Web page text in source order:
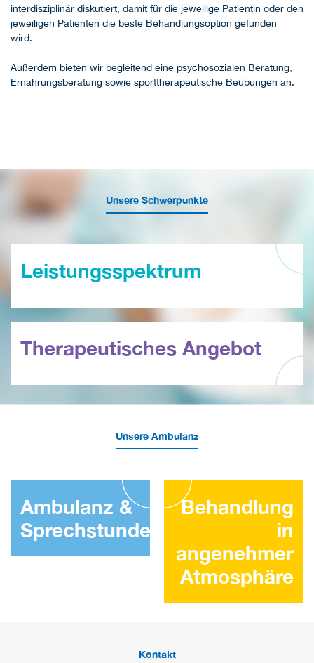
interdisziplinär diskutiert, damit für die jeweilige Patientin oder den
jeweiligen Patienten die beste Behandlungsoption gefunden
wird.
Außerdem bieten wir begleitend eine psychosozialen Beratung,
Ernährungsberatung sowie sporttherapeutische Beübungen an.
Unsere Schwerpunkte
Leistungsspektrum
Therapeutisches Angebot
Unsere Ambulanz
Ambulanz &
Sprechstunden
Behandlung
in
angenehmer
Atmosphäre
Kontakt